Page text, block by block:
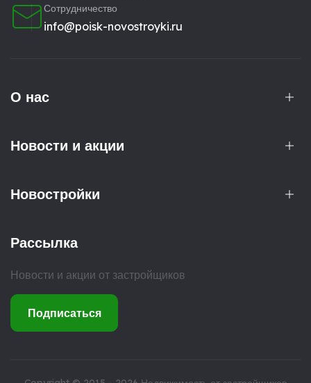
Сотрудничество
info@poisk-novostroyki.ru
О нас
Новости и акции
Новостройки
Рассылка
Новости и акции от застройщиков
Подписаться